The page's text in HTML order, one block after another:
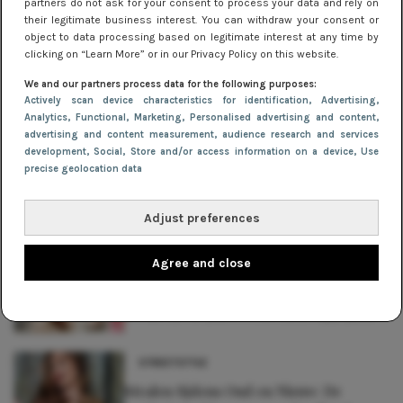
partners do not ask for your consent to process your data and rely on
their legitimate business interest. You can withdraw your consent or
object to data processing based on legitimate interest at any time by
clicking on “Learn More” or in our Privacy Policy on this website.
We and our partners process data for the following purposes:
Actively scan device characteristics for identification, Advertising,
Analytics, Functional, Marketing, Personalised advertising and content,
advertising and content measurement, audience research and services
development, Social, Store and/or access information on a device, Use
precise geolocation data
Adjust preferences
Agree and close
wardrobe te creëren én meteen te besparen in je budget
en tijd? Wij zijn benieuwd!
Shop hier je favoriete jurkjes >
Delen
MERKEN
Stralen tijdens Oud en Nieuw: De